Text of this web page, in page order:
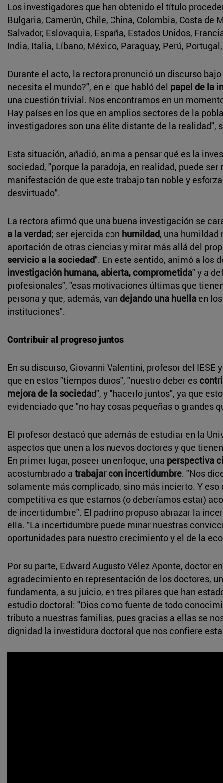
Los investigadores que han obtenido el título
Bulgaria, Camerún, Chile, China, Colombia, Costa de
Salvador, Eslovaquia, España, Estados Unidos,
India, Italia, Líbano, México, Paraguay, Perú,
Durante el acto, la rectora pronunció un discurso
necesita el mundo?", en el que habló del papel de la
una cuestión trivial. Nos encontramos en un
Hay países en los que en amplios sectores de la
investigadores son una élite distante de la realidad",
Esta situación, añadió, anima a pensar qué es la
sociedad, "porque la paradoja, en realidad, puede
manifestación de que este trabajo tan noble y
desvirtuado".
La rectora afirmó que una buena investigación se
a la verdad; ser ejercida con humildad, una humildad
aportación de otras ciencias y mirar más allá del
servicio a la sociedad". En este sentido, animó a los
investigación humana, abierta, comprometida" y a
profesionales", "esas motivaciones últimas que
persona y que, además, van dejando una huella en
instituciones".
Contribuir al progreso juntos
En su discurso, Giovanni Valentini, profesor del IESE
que en estos "tiempos duros", "nuestro deber es
mejora de la sociedad", y "hacerlo juntos", ya que
evidenciado que "no hay cosas pequeñas o grandes
El profesor destacó que además de estudiar en la
aspectos que unen a los nuevos doctores y que
En primer lugar, poseer un enfoque, una perspectiva
acostumbrado a trabajar con incertidumbre. "Nos
solamente más complicado, sino más incierto. Y
competitiva es que estamos (o deberíamos estar)
de incertidumbre". El padrino propuso abrazar la
ella. "La incertidumbre puede minar nuestras
oportunidades para nuestro crecimiento y el de la
Por su parte, Edward Augusto Vélez Aponte, doctor
agradecimiento en representación de los doctores,
fundamenta, a su juicio, en tres pilares que han
estudio doctoral: "Dios como fuente de todo
tributo a nuestras familias, pues gracias a ellas se
dignidad la investidura doctoral que nos confiere